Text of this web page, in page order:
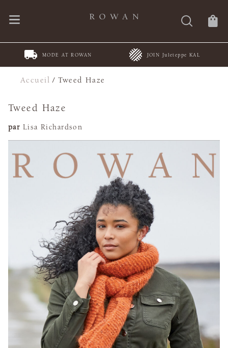
AT ROWAN JOIN Juleteppe KAL Spring
Accueil /Tweed Haze
Tweed Haze
par Lisa Richardson